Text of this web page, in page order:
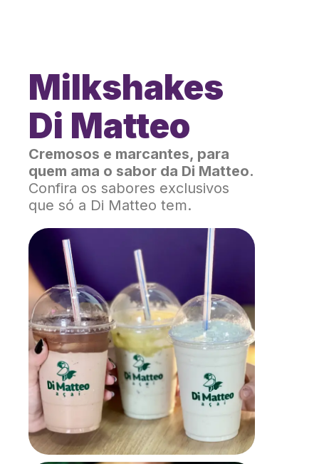
Milkshakes
Di Matteo
Cremosos e marcantes, para
quem ama o sabor da Di Matteo.
Confira os sabores exclusivos
que só a Di Matteo tem.